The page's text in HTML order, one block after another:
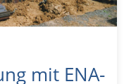
mit ENA-